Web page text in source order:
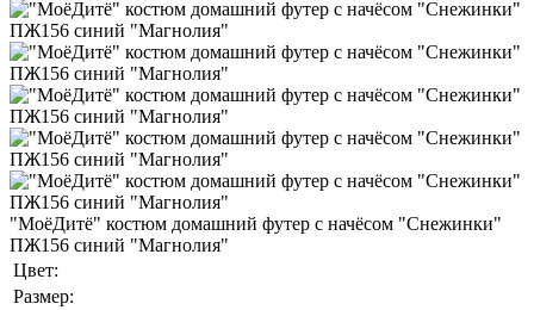
"МоёДитё" костюм домашний футер с начёсом "Снежинки"
ПЖ156 синий "Магнолия"
Цвет:
Размер: